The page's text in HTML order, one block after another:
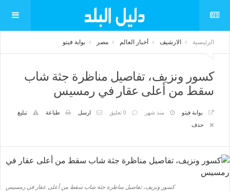
الرئيسية الارشيف أخبار العالم مصر بوابة فيتو
كسور ونزيف، تفاصيل مناظرة جثة شاب
سقط من أعلى عقار في رمسيس
بوابة فيتو منذ شهر 0 تعليق ارسل طباعة
تبليغ
حذف
كسور ونزيف، تفاصيل مناظرة جثة شاب سقط من أعلى عقار في رمسيس